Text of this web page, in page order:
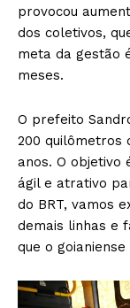
provocou
dos coletivos,
meta da gestão
meses.
O prefeito
200 quilômetros
anos. O
ágil e atrativo
do BRT, vamos
demais linhas e
que o